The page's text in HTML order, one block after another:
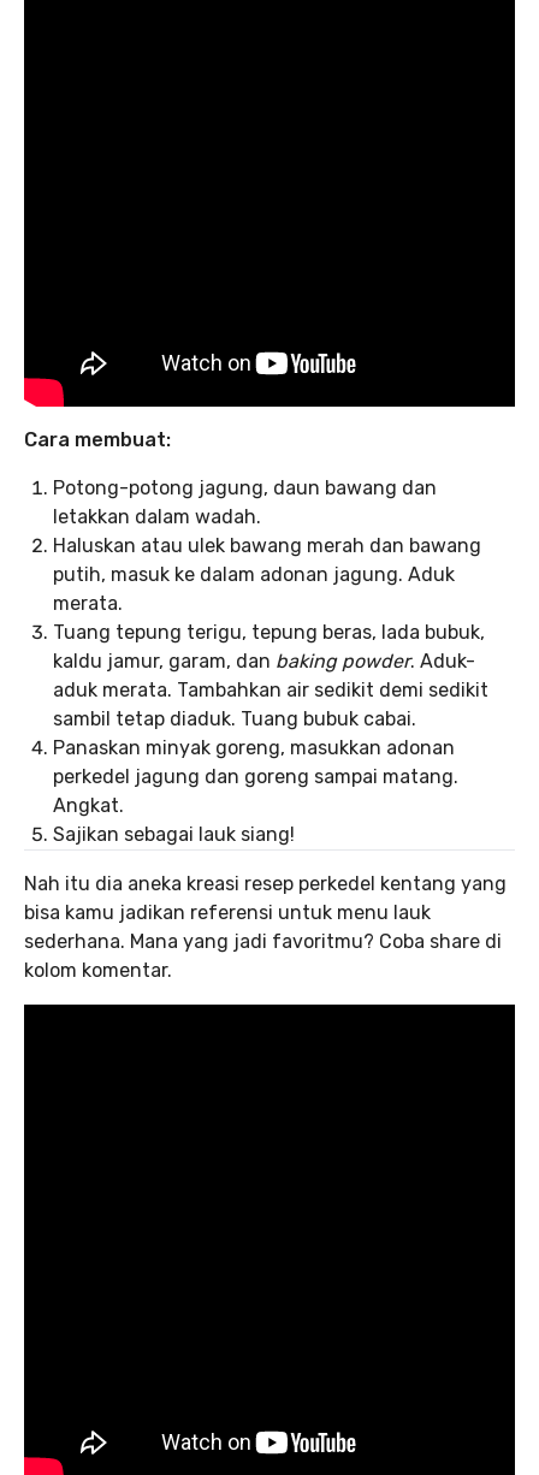
Cara membuat:
Potong-potong jagung, daun bawang dan
letakkan dalam wadah.
Haluskan atau ulek bawang merah dan bawang
putih, masuk ke dalam adonan jagung. Aduk
merata.
Tuang tepung terigu, tepung beras, lada bubuk,
kaldu jamur, garam, dan baking powder. Aduk-
aduk merata. Tambahkan air sedikit demi sedikit
sambil tetap diaduk. Tuang bubuk cabai.
Panaskan minyak goreng, masukkan adonan
perkedel jagung dan goreng sampai matang.
Angkat.
Sajikan sebagai lauk siang!
Nah itu dia aneka kreasi resep perkedel kentang yang
bisa kamu jadikan referensi untuk menu lauk
sederhana. Mana yang jadi favoritmu? Coba share di
kolom komentar.